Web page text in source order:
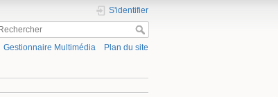
S'identifier
Gestionnaire Multimédia Plan du site